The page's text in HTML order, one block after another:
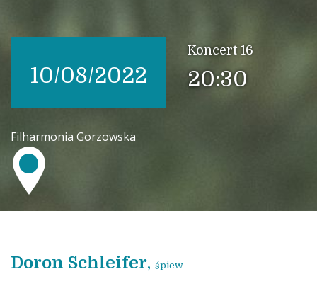
10/08/2022
Koncert 16
20:30
Filharmonia Gorzowska
Doron Schleifer, śpiew